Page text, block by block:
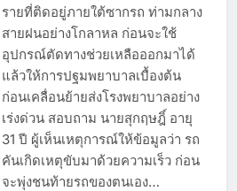
รายที่ติดอยู่ภายใต้ซากรถ ท่ามกลาง
สายฝนอย่างโกลาหล ก่อนจะใช้
อุปกรณ์ตัดทางช่วยเหลือออกมาได้
แล้วให้การปฐมพยาบาลเบื้องต้น
ก่อนเคลื่อนย้ายส่งโรงพยาบาลอย่าง
เร่งด่วน สอบถาม นายสุกฤษฎิ์ อายุ
31 ปี ผู้เห็นเหตุการณ์ให้ข้อมูลว่า รถ
คันเกิดเหตุขับมาด้วยความเร็ว ก่อน
จะพุ่งชนท้ายรถของตนเอง…